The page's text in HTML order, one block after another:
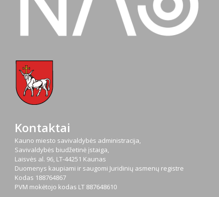
Kontaktai
Kauno miesto savivaldybės administracija,
Savivaldybės biudžetinė įstaiga,
Laisvės al. 96, LT-44251 Kaunas
Duomenys kaupiami ir saugomi Juridinių asmenų registre
Kodas 188764867
PVM mokėtojo kodas LT 887648610